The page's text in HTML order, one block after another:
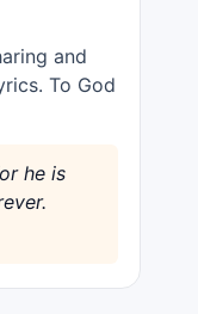
and
To God
he is